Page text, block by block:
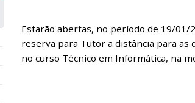
Estarão abertas, no período de 19/01/
reserva para Tutor a distância para
no curso Técnico em Informática, na